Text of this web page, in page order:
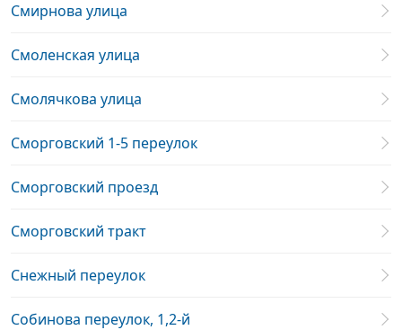
Смирнова улица
Смоленская улица
Смолячкова улица
Сморговский 1-5 переулок
Сморговский проезд
Сморговский тракт
Снежный переулок
Собинова переулок, 1,2-й